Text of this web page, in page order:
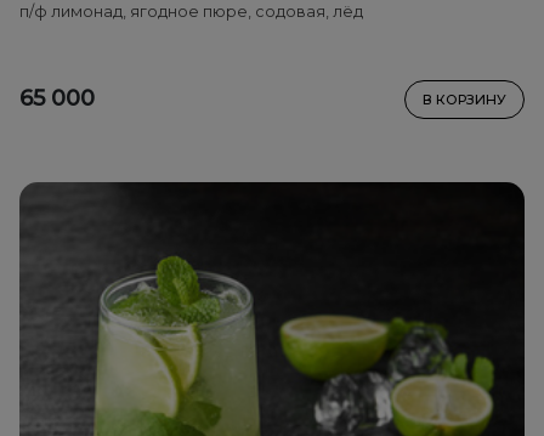
п/ф лимонад, ягодное пюре, содовая, лёд
65 000 В КОРЗИНУ